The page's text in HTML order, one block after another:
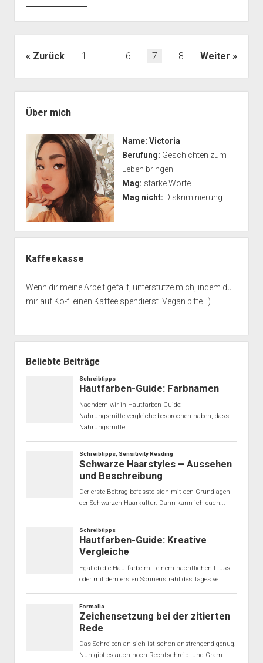
Seitennummerierung
Zurück 1 6 7 8 Weiter
Über mich
Name: Victoria
Berufung: Geschichten zum
Leben bringen
Mag: starke Worte
Mag nicht: Diskriminierung
Kaffeekasse
Wenn dir meine Arbeit gefällt, unterstütze mich, indem du
mir auf Ko-fi einen Kaffee spendierst. Vegan bitte. :)
Beliebte Beiträge